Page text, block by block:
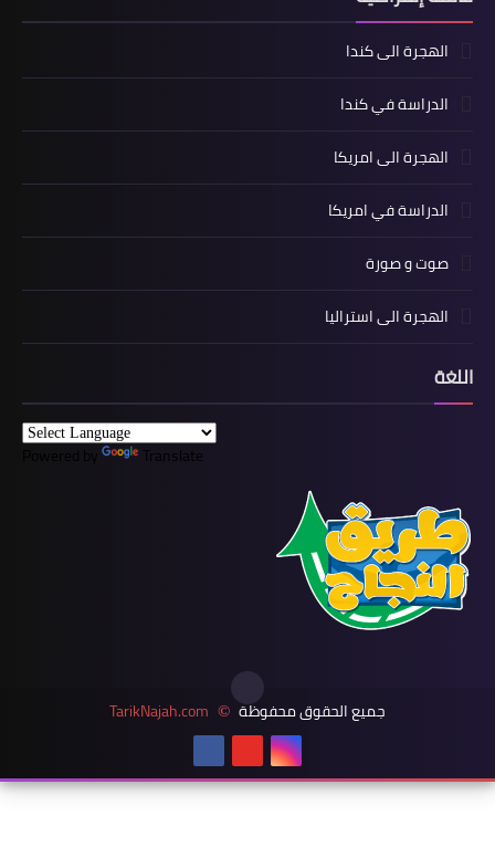
الهجرة الى كندا
الدراسة في كندا
الهجرة الى امريكا
الدراسة في امريكا
صوت و صورة
الهجرة الى استراليا
اللغة
Powered by Translate
جميع الحقوق محفوظة ©
TarikNajah.com